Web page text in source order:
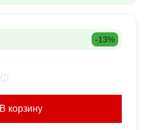
-13%
В корзину